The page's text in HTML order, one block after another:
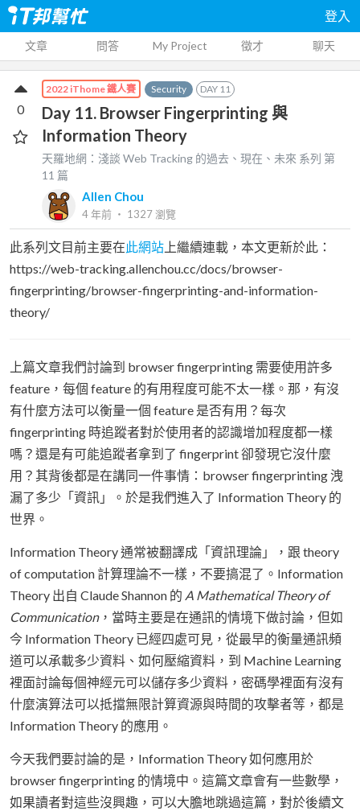
登入
文章 問答 My Project 徵才 聊天
2022 iThome 鐵人賽 Security DAY 11
Day 11. Browser Fingerprinting 與
Information Theory
天羅地網：淺談 Web Tracking 的過去、現在、未來 系列 第
11 篇
Allen Chou
4 年前 ‧ 1327瀏覽
0
此系列文目前主要在此網站 上繼續連載，本文更新於此：
https://web-tracking.allenchou.cc/docs/browser-
fingerprinting/browser-fingerprinting-and-information-
theory/
上篇文章我們討論到 browser fingerprinting 需要使用許多
feature，每個 feature 的有用程度可能不太一樣。那，有沒
有什麼方法可以衡量一個 feature 是否有用？每次
fingerprinting 時追蹤者對於使用者的認識增加程度都一樣
嗎？還是有可能追蹤者拿到了 fingerprint 卻發現它沒什麼
用？其背後都是在講同一件事情：browser fingerprinting 洩
漏了多少「資訊」。於是我們進入了 Information Theory 的
世界。
Information Theory 通常被翻譯成「資訊理論」，跟 theory
of computation 計算理論不一樣，不要搞混了。Information
Theory 出自 Claude Shannon 的 A Mathematical Theory of
Communication，當時主要是在通訊的情境下做討論，但如
今 Information Theory 已經四處可見，從最早的衡量通訊頻
道可以承載多少資料、如何壓縮資料，到 Machine Learning
裡面討論每個神經元可以儲存多少資料，密碼學裡面有沒有
什麼演算法可以抵擋無限計算資源與時間的攻擊者等，都是
Information Theory 的應用。
今天我們要討論的是，Information Theory 如何應用於
browser fingerprinting 的情境中。這篇文章會有一些數學，
如果讀者對這些沒興趣，可以大膽地跳過這篇，對於後續文